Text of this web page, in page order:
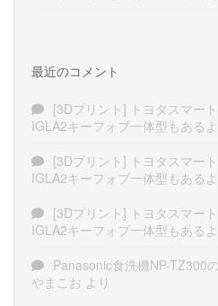
最近のコメント
[3Dプリント] トヨタスマー
IGLA2キーフォブ一体型もあるよ
[3Dプリント] トヨタスマー
IGLA2キーフォブ一体型もあるよ
[3Dプリント] トヨタスマー
IGLA2キーフォブ一体型もあるよ
Panasonic食洗機NP-TZ300
やまこお より